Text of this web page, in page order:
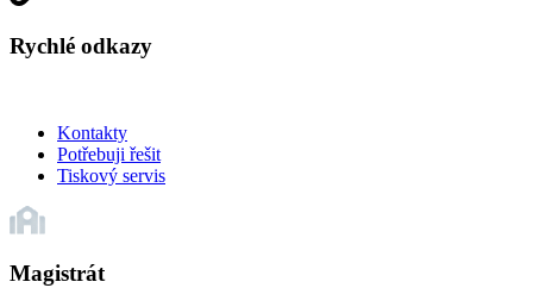
Rychlé odkazy
Kontakty
Potřebuji řešit
Tiskový servis
Magistrát